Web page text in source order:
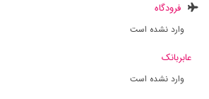
فرودگاه
وارد نشده است
عابربانک
وارد نشده است